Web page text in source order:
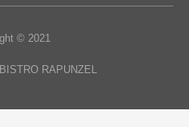
© 2021
RAPUNZEL​​